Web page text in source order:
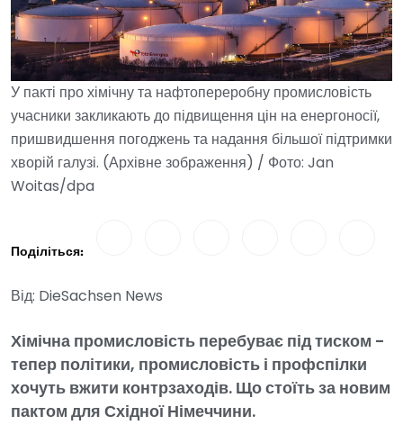
У пакті про хімічну та нафтопереробну промисловість
учасники закликають до підвищення цін на енергоносії,
пришвидшення погоджень та надання більшої підтримки
хворій галузі. (Архівне зображення) / Фото: Jan
Woitas/dpa
Поділіться:
Від: DieSachsen News
Хімічна промисловість перебуває під тиском -
тепер політики, промисловість і профспілки
хочуть вжити контрзаходів. Що стоїть за новим
пактом для Східної Німеччини.